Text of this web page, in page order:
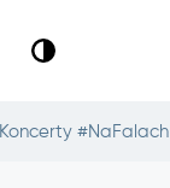
Koncerty #NaFalach